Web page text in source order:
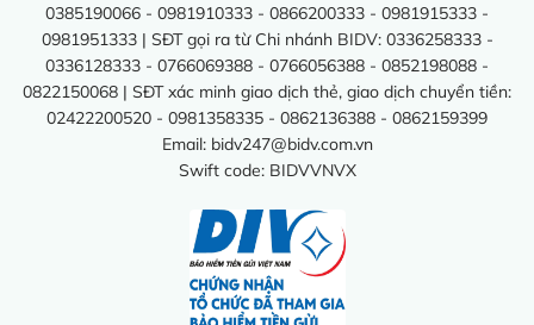
0385190066 - 0981910333 - 0866200333 - 0981915333 -
0981951333 | SĐT gọi ra từ Chi nhánh BIDV: 0336258333 -
0336128333 - 0766069388 - 0766056388 - 0852198088 -
0822150068 | SĐT xác minh giao dịch thẻ, giao dịch chuyển tiền:
02422200520 - 0981358335 - 0862136388 - 0862159399
Email: bidv247@bidv.com.vn
Swift code: BIDVVNVX